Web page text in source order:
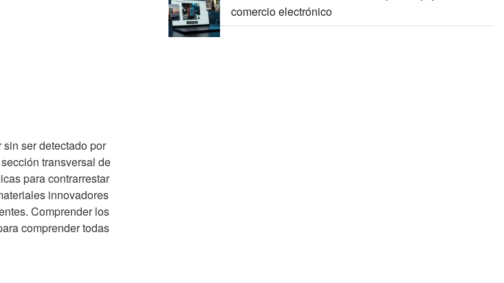
ser detectado por
transversal de
para contrarrestar
innovadores
Comprender los
comprender todas
comercio electrónico